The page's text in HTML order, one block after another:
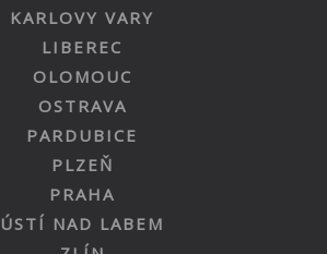
KARLOVY VARY
LIBEREC
OLOMOUC
OSTRAVA
PARDUBICE
PLZEŇ
PRAHA
ÚSTÍ NAD LABEM